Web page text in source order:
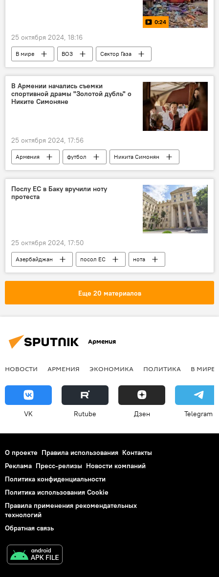
0:24
25 октября 2024, 18:16
В мире ВОЗ
Сектор Газа
больница
Видео
В Армении начались съемки
спортивной драмы "Золотой дубль" о
Никите Симоняне
25 октября 2024, 17:56
Армения футбол
Никита Симонян
Спорт
Новости Армения
Послу ЕС в Баку вручили ноту
протеста
25 октября 2024, 17:50
Азербайджан посол ЕС
нота
Политика
МИД
Еще 20 материалов
Армения
НОВОСТИ АРМЕНИЯ ЭКОНОМИКА ПОЛИТИКА В МИРЕ
VK Rutube Дзен Telegram
О проекте Правила использования Контакты
Реклама Пресс-релизы Новости компаний
Политика конфиденциальности
Политика использования Cookie
Правила применения рекомендательных
технологий
Обратная связь